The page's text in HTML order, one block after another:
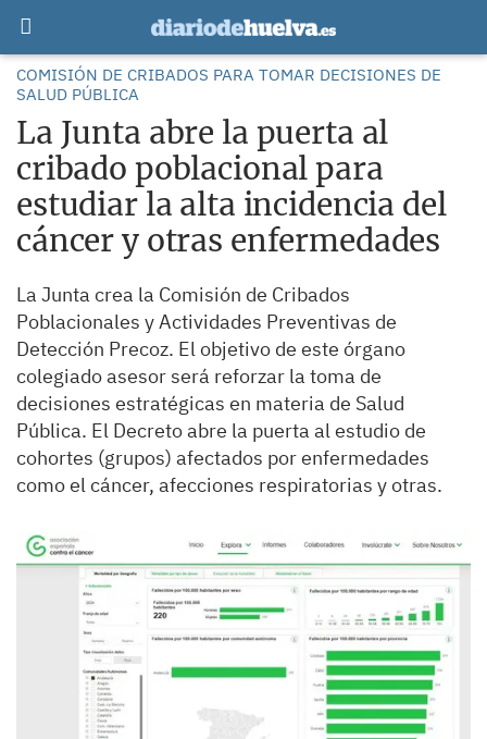
COMISIÓN DE CRIBADOS PARA TOMAR DECISIONES DE
SALUD PÚBLICA
La Junta abre la puerta al
cribado poblacional para
estudiar la alta incidencia del
cáncer y otras enfermedades
La Junta crea la Comisión de Cribados
Poblacionales y Actividades Preventivas de
Detección Precoz. El objetivo de este órgano
colegiado asesor será reforzar la toma de
decisiones estratégicas en materia de Salud
Pública. El Decreto abre la puerta al estudio de
cohortes (grupos) afectados por enfermedades
como el cáncer, afecciones respiratorias y otras.